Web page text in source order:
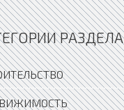
РАЗДЕЛА